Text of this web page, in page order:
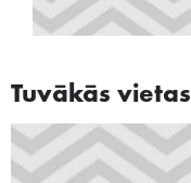
Tuvākās vietas